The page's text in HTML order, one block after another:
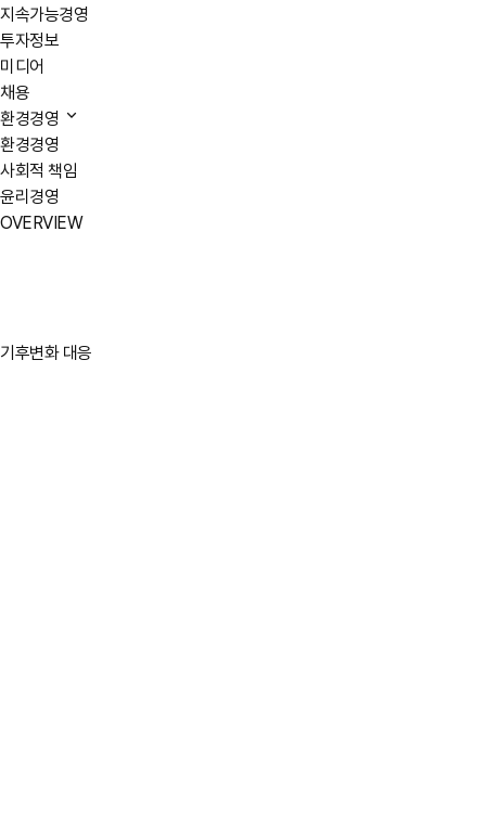
지속가능경영
투자정보
미디어
채용
환경경영
환경경영
사회적 책임
윤리경영
OVERVIEW
기후변화 대응